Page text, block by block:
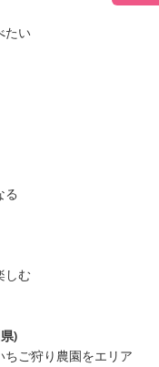
たい
る
しむ
)
ご狩り農園をエリア